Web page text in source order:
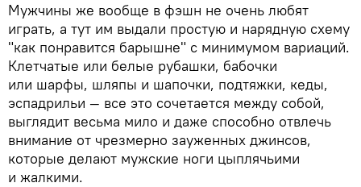
Мужчины же вообще в фэшн не очень любят
играть, а тут им выдали простую и нарядную схему
"как понравится барышне" с минимумом вариаций.
Клетчатые или белые рубашки, бабочки
или шарфы, шляпы и шапочки, подтяжки, кеды,
эспадрильи — все это сочетается между собой,
выглядит весьма мило и даже способно отвлечь
внимание от чрезмерно зауженных джинсов,
которые делают мужские ноги цыплячьими
и жалкими.